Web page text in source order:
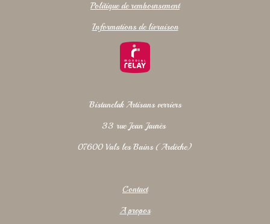
Politique de remboursement
Informations de livraison
Bistanclak Artisans verriers
33 rue Jean Jaurès
07600 Vals les Bains (Ardèche)
Contact
A propos